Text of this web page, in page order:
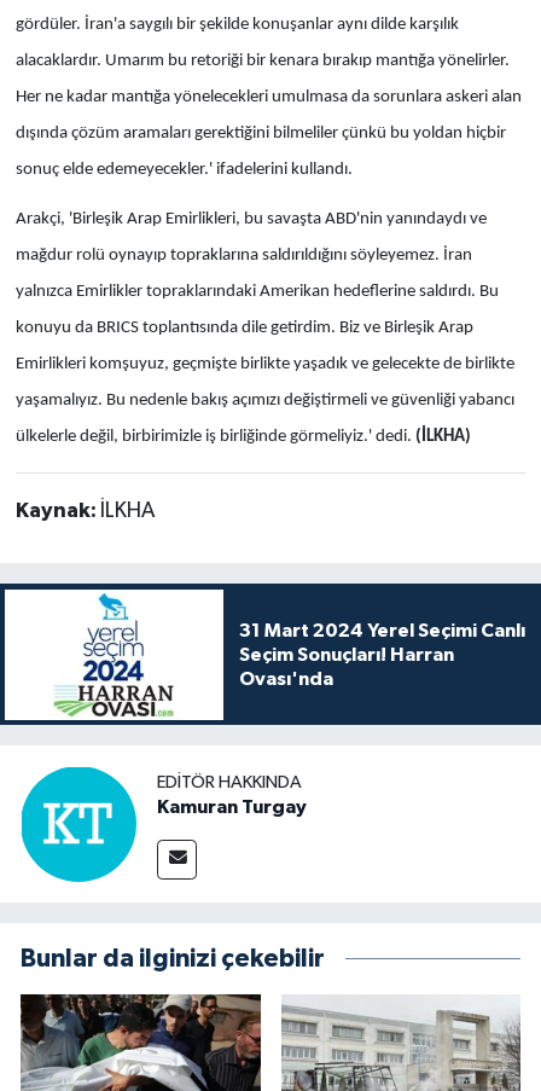
gördüler. İran'a saygılı bir şekilde konuşanlar aynı dilde karşılık
alacaklardır. Umarım bu retoriği bir kenara bırakıp mantığa yönelirler.
Her ne kadar mantığa yönelecekleri umulmasa da sorunlara askeri alan
dışında çözüm aramaları gerektiğini bilmeliler çünkü bu yoldan hiçbir
sonuç elde edemeyecekler.' ifadelerini kullandı.
Arakçi, 'Birleşik Arap Emirlikleri, bu savaşta ABD'nin yanındaydı ve
mağdur rolü oynayıp topraklarına saldırıldığını söyleyemez. İran
yalnızca Emirlikler topraklarındaki Amerikan hedeflerine saldırdı. Bu
konuyu da BRICS toplantısında dile getirdim. Biz ve Birleşik Arap
Emirlikleri komşuyuz, geçmişte birlikte yaşadık ve gelecekte de birlikte
yaşamalıyız. Bu nedenle bakış açımızı değiştirmeli ve güvenliği yabancı
ülkelerle değil, birbirimizle iş birliğinde görmeliyiz.' dedi. (İLKHA)
Kaynak: İLKHA
31 Mart 2024 Yerel Seçimi Canlı
Seçim Sonuçları! Harran
Ovası'nda
EDITÖR HAKKINDA
Kamuran Turgay
Bunlar da ilginizi çekebilir